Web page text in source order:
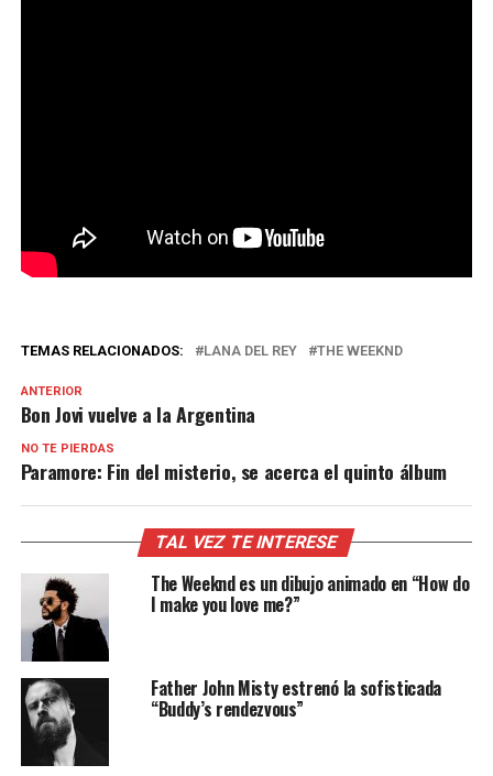
TEMAS RELACIONADOS: LANA DEL REY THE WEEKND
ANTERIOR
Bon Jovi vuelve a la Argentina
NO TE PIERDAS
Paramore: Fin del misterio, se acerca el quinto álbum
TAL VEZ TE INTERESE
The Weeknd es un dibujo animado en “How do
I make you love me?”
Father John Misty estrenó la sofisticada
“Buddy’s rendezvous”